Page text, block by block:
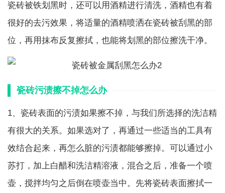
瓷砖被铁划黑时，还可以用酒精进行清洗，酒精也有着
很好的去污效果，将适量的酒精喷洒在瓷砖被刮黑的部
位，再用抹布反复擦拭，也能将划黑的部位擦洗干净。
瓷砖污渍擦不掉怎么办
1、瓷砖表面的污渍如果擦不掉，与我们所选择的洗洁精
有很大的关系。如果选对了，再通过一些适当的工具有
效结合起来，再怎么脏的污渍都能够擦掉。可以通过小
苏打，加上白醋和洗洁精溶液，混合之后，准备一个喷
壶，搅拌均匀之后倒在喷壶当中。先将瓷砖表面擦拭一